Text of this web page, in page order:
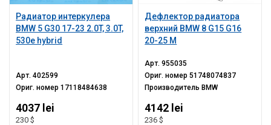
Радиатор интеркулера
BMW 5 G30 17-23 2.0T, 3.0T,
530e hybrid
Арт.402599
Ориг. номер17118484638
4037 lei
230 $
Дефлектор радиатора
верхний BMW 8 G15 G16
20-25 M
Арт.955035
Ориг. номер51748074837
ПроизводительBMW
4142 lei
236 $